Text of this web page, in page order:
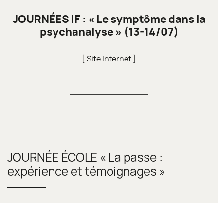
JOURNÉES IF : « Le symptôme dans la
psychanalyse» (13-14/07)
[Site Internet]
JOURNÉE ÉCOLE « La passe :
expérience et témoignages »